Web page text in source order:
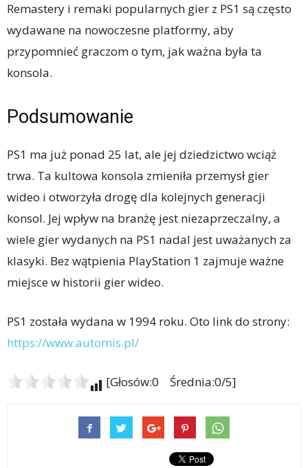
Remastery i remaki popularnych gier z PS1 są często
wydawane na nowoczesne platformy, aby
przypomnieć graczom o tym, jak ważna była ta
konsola.
Podsumowanie
PS1 ma już ponad 25 lat, ale jej dziedzictwo wciąż
trwa. Ta kultowa konsola zmieniła przemysł gier
wideo i otworzyła drogę dla kolejnych generacji
konsol. Jej wpływ na branżę jest niezaprzeczalny, a
wiele gier wydanych na PS1 nadal jest uważanych za
klasyki. Bez wątpienia PlayStation 1 zajmuje ważne
miejsce w historii gier wideo.
PS1 została wydana w 1994 roku. Oto link do strony:
https://www.automis.pl/
[Głosów:0 Średnia:0/5]